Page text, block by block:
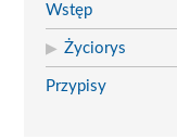
Wstęp
Życiorys
Przypisy